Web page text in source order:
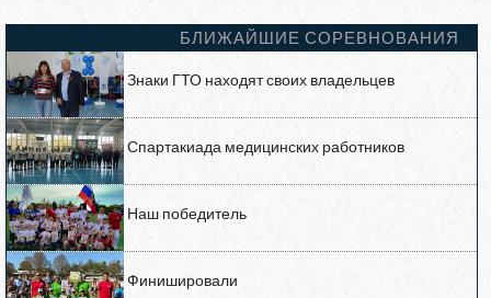
БЛИЖАЙШИЕ СОРЕВНОВАНИЯ
Знаки ГТО находят своих владельцев
Спартакиада медицинских работников
Наш победитель
Финишировали